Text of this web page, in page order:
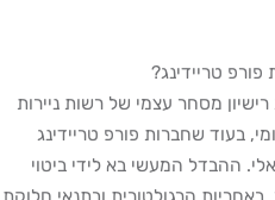
טריידינג?
מסחר עצמי של רשות ניירות
בעוד שחברות פורפ טריידינג
ההבדל המעשי בא לידי ביטוי